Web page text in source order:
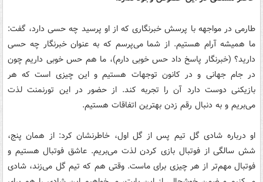
طارمی در مواجهه با پرسش خبرنگاری که از او پرسید چه حسی دارد، گفت:
ما همیشه آرام هستیم. از شما می‌پرسم که به عنوان خبرنگار چه حسی
دارید؟ (خبرنگار پاسخ داد حس خوبی دارم)، ما هم حس خوبی داریم چون
در جام جهانی و در کانون توجهات هستیم و این چیزی است که هر
بازیکنی دوست دارد آن را تجربه کند. از حضور در این تورنمنت لذت
می‌بریم و به دنبال رقم زدن بهترین اتفاقات هستیم.
او درباره شادی گل تیم پس از گل اول، خاطرنشان کرد: از همان پنج،
شش سالگی از فوتبال بازی کردن لذت می‌بریم. عاشق فوتبال هستیم و
فوتبال مهم‌تر از هر چیزی برای ماست. وقتی هم که تیم گل می‌زند، شادی